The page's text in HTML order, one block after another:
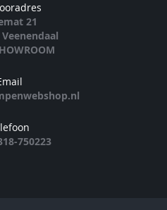
21
Veenendaal
750223